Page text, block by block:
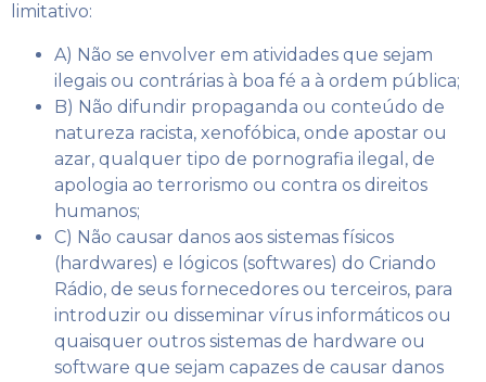
limitativo:
A) Não se envolver em atividades que sejam
ilegais ou contrárias à boa fé a à ordem pública;
B) Não difundir propaganda ou conteúdo de
natureza racista, xenofóbica, onde apostar ou
azar, qualquer tipo de pornografia ilegal, de
apologia ao terrorismo ou contra os direitos
humanos;
C) Não causar danos aos sistemas físicos
(hardwares) e lógicos (softwares) do Criando
Rádio, de seus fornecedores ou terceiros, para
introduzir ou disseminar vírus informáticos ou
quaisquer outros sistemas de hardware ou
software que sejam capazes de causar danos